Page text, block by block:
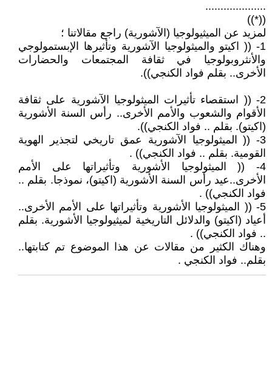
....................
((*))
لمزيد عن الميثيولوجيا (الآشورية) راجع مقالاتنا ؛
1- (( اكيتو والميثولوجيا الآشورية وتأثيرها الإبستمولوجي
والأنثروبولوجيا في ثقافة المجتمعات والحضارات
الأخرى.. بقلم فواد الكنجي)).
2- (( استقصاء تأثيرات الميثولوجيا الآشورية على ثقافة
الأقوام والشعوب والأمم الأخرى.. رأس السنة الأشورية
(اكيتو). بقلم .. فواد الكنجي)).
3- (( الميثولوجيا الآشورية عمق تاريخي لتجذير الهوية
القومية. بقلم .. فواد الكنجي)) .
4- (( الميثولوجيا الأشورية وتأثيراتها على الأمم
الأخرى..عيد رأس السنة الأشورية (اكيتو)، نموذجا. بقلم ..
فواد الكنجي)) .
5- (( الميثولوجيا الأشورية وتأثيراتها على الأمم الأخرى..
أعياد (اكيتو) والدلائل التاريخية لميثيولوجيا الأشورية. بقلم
.. فواد الكنجي)) .
وهناك الكثير من مقالات عن هذا الموضوع تم كتابتها..
بقلم.. فواد الكنجي .